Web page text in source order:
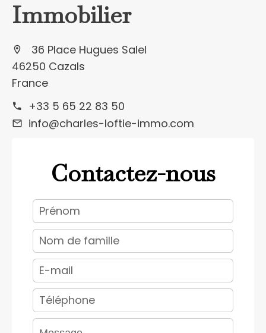
Immobilier
36 Place Hugues Salel
46250 Cazals
France
+33 5 65 22 83 50
info@charles-loftie-immo.com
Contactez-nous